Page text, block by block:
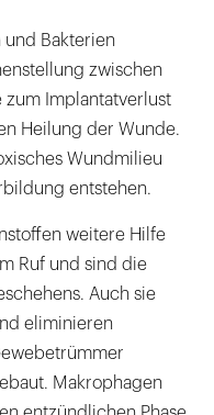
und Bakterien
zwischen
Implantatverlust
Heilung der Wunde.
Wundmilieu
entstehen.
weitere Hilfe
Ruf und sind die
Auch sie
eliminieren
Makrophagen